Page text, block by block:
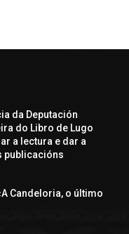
da Deputación
do Libro de Lugo
a lectura e dar a
publicacións
Candeloria, o último